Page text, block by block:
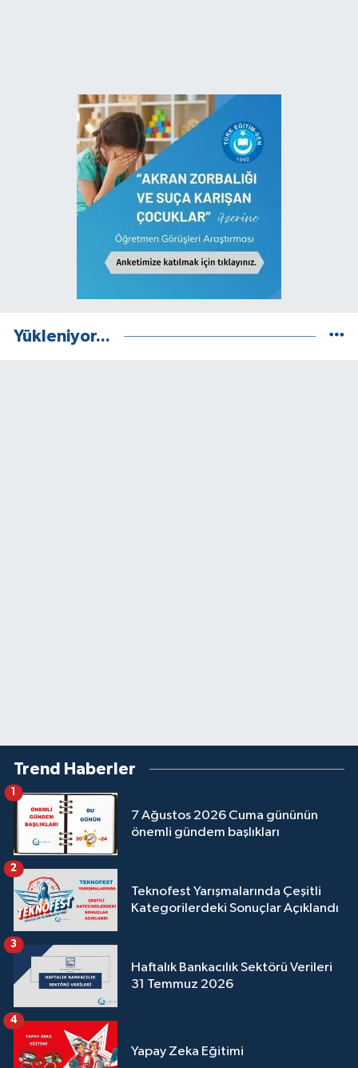
Yükleniyor...
Trend Haberler
7 Ağustos 2026 Cuma gününün
önemli gündem başlıkları
1
Teknofest Yarışmalarında Çeşitli
Kategorilerdeki Sonuçlar Açıklandı
2
Haftalık Bankacılık Sektörü Verileri
31 Temmuz 2026
3
Yapay Zeka Eğitimi
4